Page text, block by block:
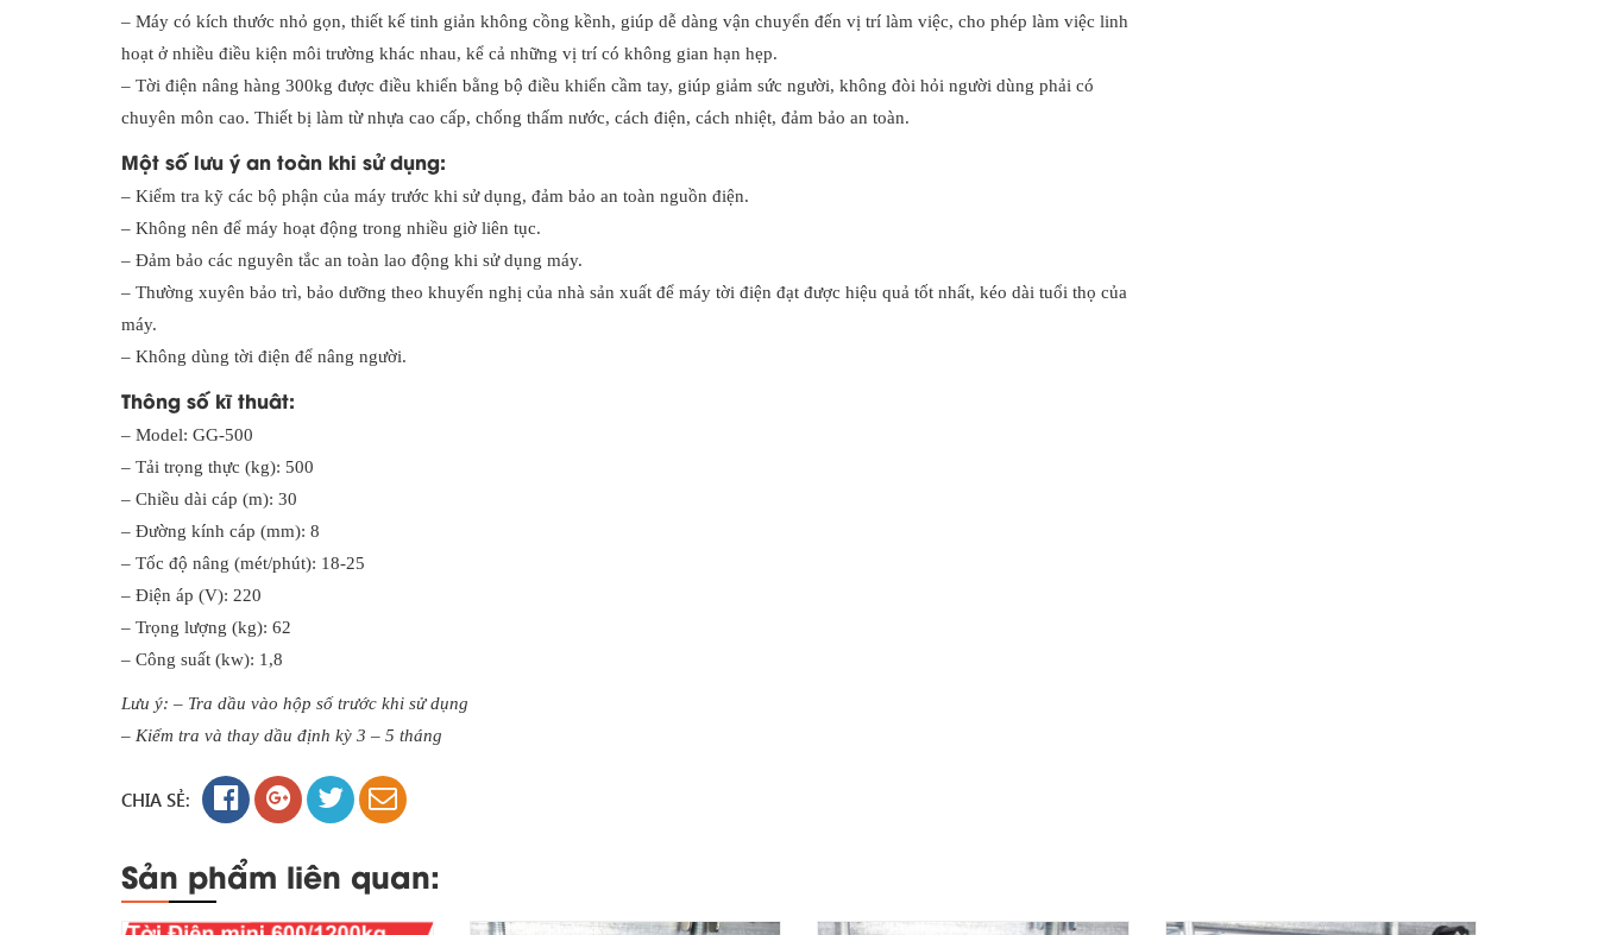
– Máy có kích thước nhỏ gọn, thiết kế tinh giản không cồng kềnh, giúp dễ dàng vận chuyển đến vị trí làm việc, cho phép làm việc linh
hoạt ở nhiều điều kiện môi trường khác nhau, kể cả những vị trí có không gian hạn hẹp.
– Tời điện nâng hàng 300kg được điều khiển bằng bộ điều khiển cầm tay, giúp giảm sức người, không đòi hỏi người dùng phải có
chuyên môn cao. Thiết bị làm từ nhựa cao cấp, chống thấm nước, cách điện, cách nhiệt, đảm bảo an toàn.
Một số lưu ý an toàn khi sử dụng:
– Kiểm tra kỹ các bộ phận của máy trước khi sử dụng, đảm bảo an toàn nguồn điện.
– Không nên để máy hoạt động trong nhiều giờ liên tục.
– Đảm bảo các nguyên tắc an toàn lao động khi sử dụng máy.
– Thường xuyên bảo trì, bảo dưỡng theo khuyến nghị của nhà sản xuất để máy tời điện đạt được hiệu quả tốt nhất, kéo dài tuổi thọ của
máy.
– Không dùng tời điện để nâng người.
Thông số kĩ thuât:
– Model: GG-500
– Tải trọng thực (kg): 500
– Chiều dài cáp (m): 30
– Đường kính cáp (mm): 8
– Tốc độ nâng (mét/phút): 18-25
– Điện áp (V): 220
– Trọng lượng (kg): 62
– Công suất (kw): 1,8
Lưu ý: – Tra dầu vào hộp số trước khi sử dụng
– Kiểm tra và thay dầu định kỳ 3 – 5 tháng
CHIA SẺ:
Sản phẩm liên quan: